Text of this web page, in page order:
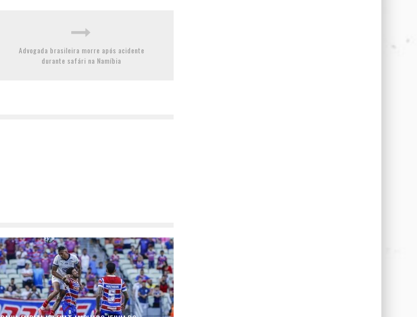
Advogada brasileira morre após acidente
durante safári na Namíbia